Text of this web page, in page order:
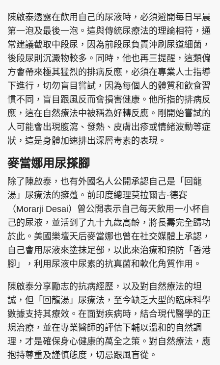
陳啟泰透露在飲用自己的尿液時，必須避開每日早晨
第一泡及最後一泡。這與傳統尿療法的理論相符，通
常建議截取中段尿，因為前段尿負責沖刷尿道細菌，
後段尿則沉澱物較多。同時，他也再三提醒，這類偏
方會帶來極其猛烈的排病反應，必須在專業人士指導
下進行，切勿盲目嘗試，因為每個人的體質和飲食習
慣不同，盲目跟風反而會損害健康。他所指的排病反
應，這在自然療法中被稱為好轉反應。剛開始嘗試的
人可能會出現腹瀉、發熱、皮膚出疹或情緒波動等症
狀，這是身體加速排出深層毒素的表現。
麥當娜用尿搽腳
除了陳啟泰，也有外國名人公開承認自己是「回龍
湯」尿療法的擁躉。前印度總理莫拉爾吉·德賽
（Morarji Desai）曾公開表示自己每天飲用一小杯自
己的尿液，並活到了九十九歲高齡，將長壽完全歸功
於此。美國樂壇天后麥當娜也曾在社交媒體上承認，
自己會用尿液來塗抹足部，以此來治療和預防「香港
腳」，利用尿液中尿素的抗真菌和軟化角質作用。
陳啟泰分享勵志的抗病經歷，以及對自然療法的坦
誠，但「回龍湯」尿療法，至今缺乏大型的臨床科學
數據支持其療效。在面對疾病時，結合現代醫學的正
規治療，並在專業醫師的評估下輔以溫和的自然調
理，才是確保身心健康的萬全之策。對自然療法，應
抱持尊重及謹慎態度，切忌跟風盲從。